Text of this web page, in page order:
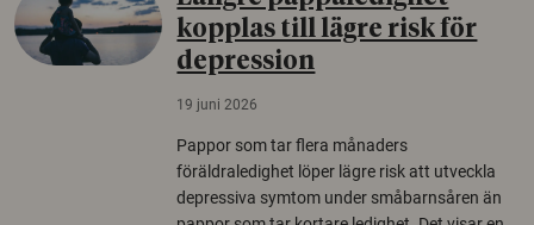
kopplas till lägre risk för
depression
19 juni 2026
Pappor som tar flera månaders
föräldraledighet löper lägre risk att utveckla
depressiva symtom under småbarnsåren än